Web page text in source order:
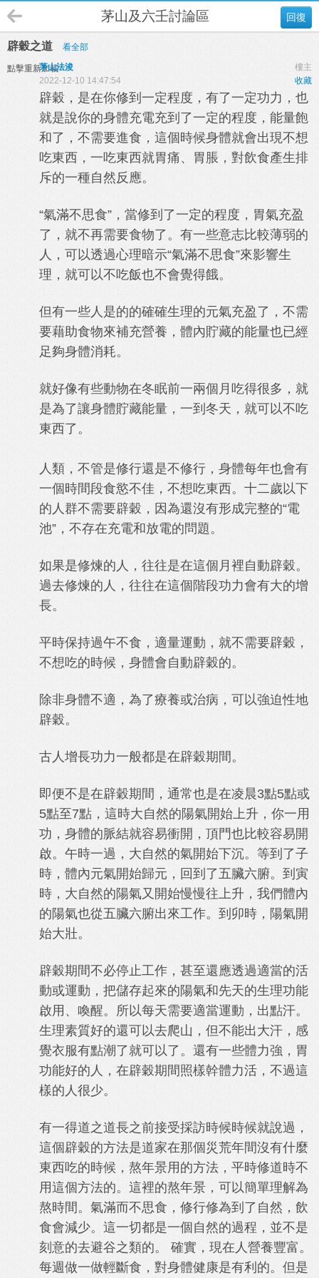
回復
茅山及六壬討論區
辟穀之道 看全部
點擊重新加載 樓主
茅山法浚
收藏
2022-12-10 14:47:54
辟穀，是在你修到一定程度，有了一定功力，也
就是說你的身體充電充到了一定的程度，能量飽
和了，不需要進食，這個時候身體就會出現不想
吃東西，一吃東西就胃痛、胃脹，對飲食產生排
斥的一種自然反應。
“氣滿不思食”，當修到了一定的程度，胃氣充盈
了，就不再需要食物了。有一些意志比較薄弱的
人，可以透過心理暗示“氣滿不思食”來影響生
理，就可以不吃飯也不會覺得餓。
但有一些人是的的確確生理的元氣充盈了，不需
要藉助食物來補充營養，體內貯藏的能量也已經
足夠身體消耗。
就好像有些動物在冬眠前一兩個月吃得很多，就
是為了讓身體貯藏能量，一到冬天，就可以不吃
東西了。
人類，不管是修行還是不修行，身體每年也會有
一個時間段食慾不佳，不想吃東西。十二歲以下
的人群不需要辟穀，因為還沒有形成完整的“電
池”，不存在充電和放電的問題。
如果是修煉的人，往往是在這個月裡自動辟穀。
過去修煉的人，往往在這個階段功力會有大的增
長。
平時保持過午不食，適量運動，就不需要辟穀，
不想吃的時候，身體會自動辟穀的。
除非身體不適，為了療養或治病，可以強迫性地
辟穀。
古人增長功力一般都是在辟穀期間。
即便不是在辟穀期間，通常也是在凌晨3點5點或
5點至7點，這時大自然的陽氣開始上升，你一用
功，身體的脈結就容易衝開，頂門也比較容易開
啟。午時一過，大自然的氣開始下沉。等到了子
時，體內元氣開始歸元，回到了五臟六腑。到寅
時，大自然的陽氣又開始慢慢往上升，我們體內
的陽氣也從五臟六腑出來工作。到卯時，陽氣開
始大壯。
辟穀期間不必停止工作，甚至還應透過適當的活
動或運動，把儲存起來的陽氣和先天的生理功能
啟用、喚醒。所以每天需要適當運動，出點汗。
生理素質好的還可以去爬山，但不能出大汗，感
覺衣服有點潮了就可以了。還有一些體力強，胃
功能好的人，在辟穀期間照樣幹體力活，不過這
樣的人很少。
有一得道之道長之前接受採訪時候時候就說過，
這個辟穀的方法是道家在那個災荒年間沒有什麼
東西吃的時候，熬年景用的方法，平時修道時不
用這個方法的。這裡的熬年景，可以簡單理解為
熬時間。氣滿而不思食，修行修為到了自然，飲
食會減少。這一切都是一個自然的過程，並不是
刻意的去避谷之類的。 確實，現在人營養豐富。
每週做一做輕斷食，對身體健康是有利的。但是